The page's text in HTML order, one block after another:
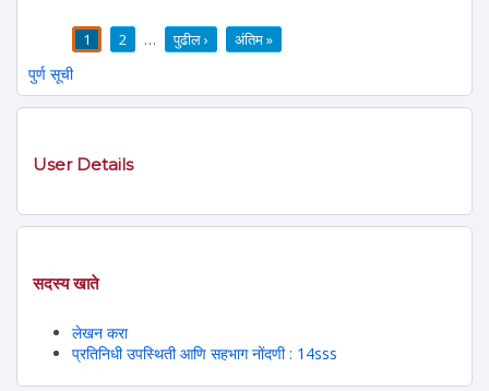
1 2 … पुढील › अंतिम »
पुर्ण सूची
User Details
सदस्य खाते
लेखन करा
प्रतिनिधी उपस्थिती आणि सहभाग नोंदणी : 14sss